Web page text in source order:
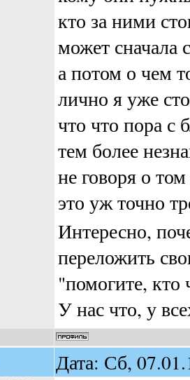
кто за ними
может сначала
а потом о чем
лично я уже
что что пора с
тем более
не говоря о
это уж точно
Интересно,
переложить
"помогите,
У нас что, у
Дата: Сб,